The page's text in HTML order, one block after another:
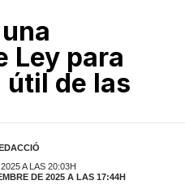
Ley para
útil de las
A LAS 20:03H
DE 2025 A LAS 17:44H